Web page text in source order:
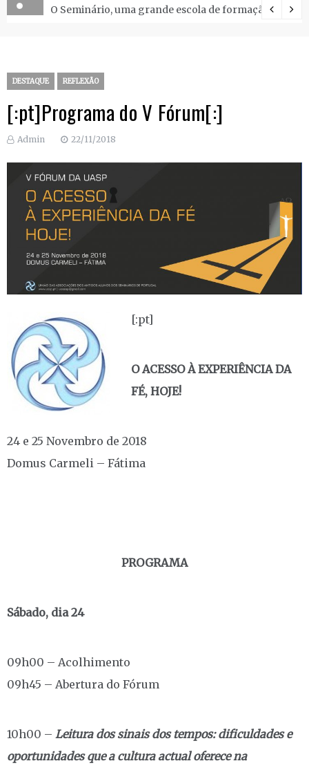
O Seminário, uma grande escola de formação.
DESTAQUE REFLEXÃO
[:pt]Programa do V Fórum[:]
Admin 22/11/2018
[:pt]
O ACESSO À EXPERIÊNCIA DA
FÉ, HOJE!
24 e 25 Novembro de 2018
Domus Carmeli – Fátima
PROGRAMA
Sábado, dia 24
09h00 – Acolhimento
09h45 – Abertura do Fórum
10h00 – Leitura dos sinais dos tempos: dificuldades e
oportunidades que a cultura actual oferece na